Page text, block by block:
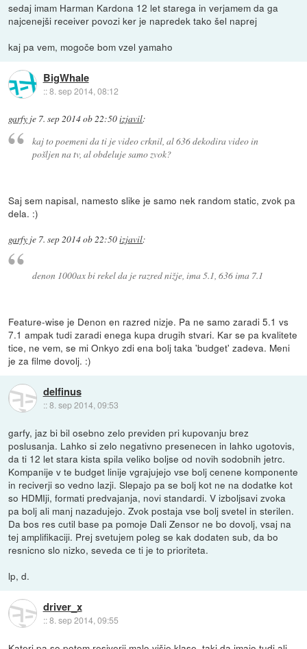
sedaj imam Harman Kardona 12 let starega in verjamem da ga
najcenejši receiver povozi ker je napredek tako šel naprej
kaj pa vem, mogoče bom vzel yamaho
BigWhale
::8. sep 2014, 08:12
garfy je 7. sep 2014 ob 22:50izjavil:
kaj to poemeni da ti je video crknil, al 636 dekodira video in
pošljen na tv, al obdeluje samo zvok?
Saj sem napisal, namesto slike je samo nek random static, zvok pa
dela. :)
garfy je 7. sep 2014 ob 22:50izjavil:
denon 1000ax bi rekel da je razred nižje, ima 5.1, 636 ima 7.1
Feature-wise je Denon en razred nizje. Pa ne samo zaradi 5.1 vs
7.1 ampak tudi zaradi enega kupa drugih stvari. Kar se pa kvalitete
tice, ne vem, se mi Onkyo zdi ena bolj taka 'budget' zadeva. Meni
je za filme dovolj. :)
delfinus
::8. sep 2014, 09:53
garfy, jaz bi bil osebno zelo previden pri kupovanju brez
poslusanja. Lahko si zelo negativno presenecen in lahko ugotovis,
da ti 12 let stara kista spila veliko boljse od novih sodobnih jetrc.
Kompanije v te budget linije vgrajujejo vse bolj cenene komponente
in reciverji so vedno lazji. Slepajo pa se bolj kot ne na dodatke kot
so HDMIji, formati predvajanja, novi standardi. V izboljsavi zvoka
pa bolj ali manj nazadujejo. Zvok postaja vse bolj svetel in sterilen.
Da bos res cutil base pa pomoje Dali Zensor ne bo dovolj, vsaj na
tej amplifikaciji. Prej svetujem poleg se kak dodaten sub, da bo
resnicno slo nizko, seveda ce ti je to prioriteta.
lp, d.
driver_x
::8. sep 2014, 09:55